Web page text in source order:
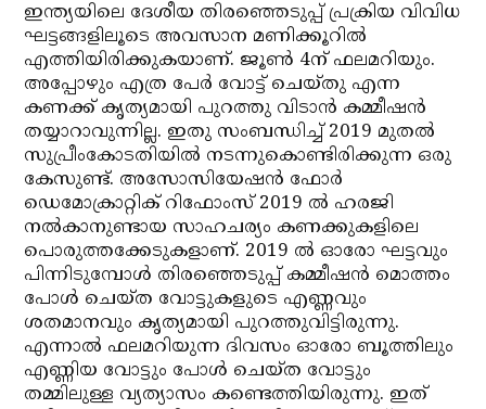
ഇന്ത്യയിലെ ദേശീയ തിരഞ്ഞെടുപ്പ് പ്രക്രിയ വിവിധ
ഘട്ടങ്ങളിലൂടെ അവസാന മണിക്കൂറില്‍
എത്തിയിരിക്കുകയാണ്. ജൂണ്‍ 4ന് ഫലമറിയും.
അപ്പോഴും എത്ര പേര്‍ വോട്ട് ചെയ്തു എന്ന
കണക്ക് കൃത്യമായി പുറത്തു വിടാന്‍ കമ്മീഷന്‍
തയ്യാറാവുന്നില്ല. ഇതു സംബന്ധിച്ച് 2019 മുതല്‍
സുപ്രീംകോടതിയില്‍ നടന്നുകൊണ്ടിരിക്കുന്ന ഒരു
കേസുണ്ട്. അസോസിയേഷന്‍ ഫോര്‍
ഡെമോക്രാറ്റിക് റിഫോംസ് 2019 ല്‍ ഹരജി
നല്‍കാനുണ്ടായ സാഹചര്യം കണക്കുകളിലെ
പൊരുത്തക്കേടുകളാണ്. 2019 ല്‍ ഓരോ ഘട്ടവും
പിന്നിടുമ്പോള്‍ തിരഞ്ഞെടുപ്പ് കമ്മീഷന്‍ മൊത്തം
പോള്‍ ചെയ്ത വോട്ടുകളുടെ എണ്ണവും
ശതമാനവും കൃത്യമായി പുറത്തുവിട്ടിരുന്നു.
എന്നാല്‍ ഫലമറിയുന്ന ദിവസം ഓരോ ബൂത്തിലും
എണ്ണിയ വോട്ടും പോള്‍ ചെയ്ത വോട്ടും
തമ്മിലുള്ള വ്യത്യാസം കണ്ടെത്തിയിരുന്നു. ഇത്